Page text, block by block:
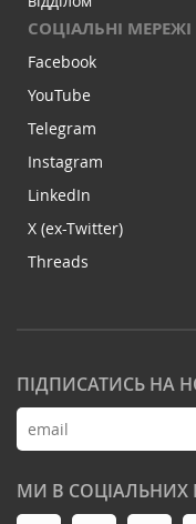
СОЦІАЛЬНІ МЕРЕЖІ
Facebook
YouTube
Telegram
Instagram
LinkedIn
X (ex-Twitter)
Threads
ПІДПИСАТИСЬ НА
МИ В СОЦІАЛЬНИХ